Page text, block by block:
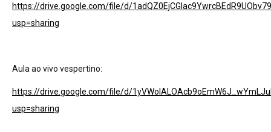
https://drive.google.com/file/d/
usp=sharing
Aula ao vivo vespertino:
https://drive.google.com/file/d/
usp=sharing